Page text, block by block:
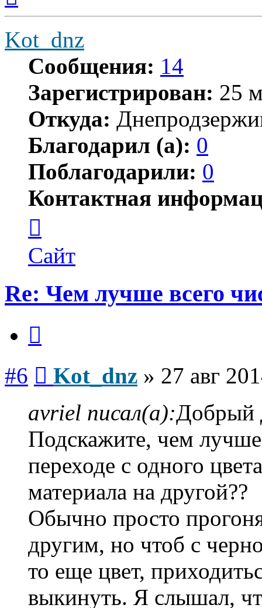
началу
Kot_dnz
Сообщения: 14
Зарегистрирован: 25
Откуда:
Благодарил (а): 0
Поблагодарили: 0
Контактная
пользователя
Kot_dnz
Сайт
Re: Чем лучше всего
#6 Kot_dnz » 27 авг
avriel писал(а):Добрый
Подскажите, чем
переходе с одного
материала на другой??
Обычно просто
другим, но чтоб с
то еще цвет,
выкинуть. Я слышал,